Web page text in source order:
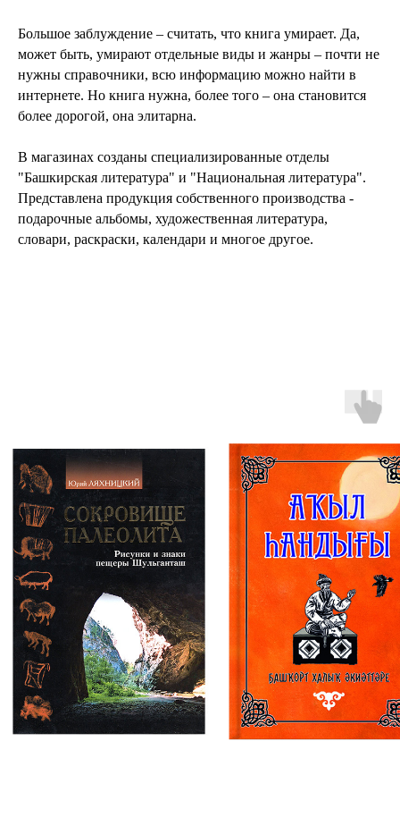
Большое заблуждение – считать, что книга умирает. Да,
может быть, умирают отдельные виды и жанры – почти не
нужны справочники, всю информацию можно найти в
интернете. Но книга нужна, более того – она становится
более дорогой, она элитарна.
В магазинах созданы специализированные отделы
"Башкирская литература" и "Национальная литература".
Представлена продукция собственного производства -
подарочные альбомы, художественная литература,
словари, раскраски, календари и многое другое.